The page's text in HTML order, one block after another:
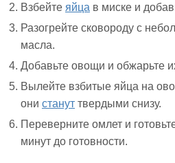
Взбейте яйца в миске и
Разогрейте сковороду с
масла.
Добавьте овощи и обжарьте
Вылейте взбитые яйца на
они станут твердыми снизу.
Переверните омлет и
минут до готовности.